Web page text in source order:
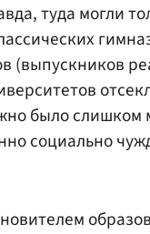
туда могли
(выпускников
было слишком
социально